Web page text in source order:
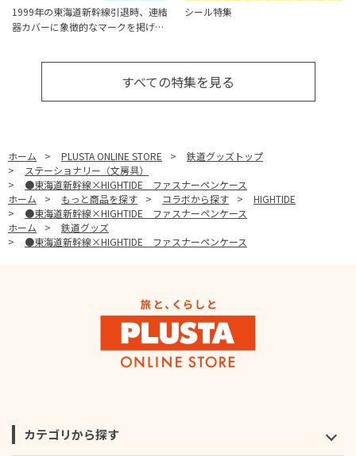
1999年の東海道新幹線引退時、連結
器カバーに象徴的なマークを掲げ…
シール特集
すべての特集を見る
ホーム > PLUSTA ONLINE STORE >
鉄道グッズトップ
>
ステーショナリー（文房具）
>
●東海道新幹線×HIGHTIDE ファスナーペンケース
ホーム
> もっと商品を探す > コラボから探す >
HIGHTIDE
>
●東海道新幹線×HIGHTIDE ファスナーペンケース
ホーム
>
鉄道グッズ
>
●東海道新幹線×HIGHTIDE ファスナーペンケース
カテゴリから探す